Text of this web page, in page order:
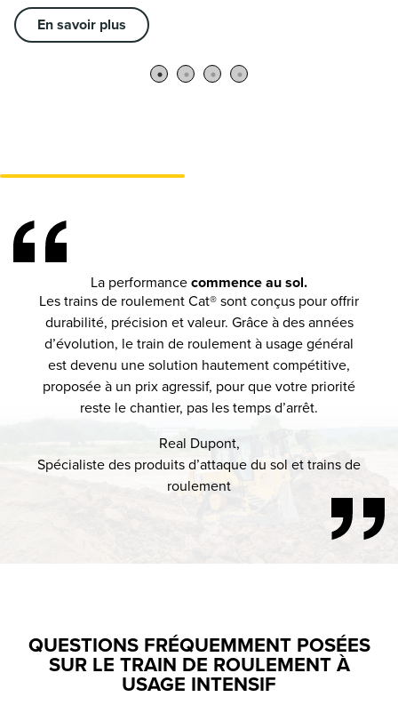
En savoir plus
La performancecommence au sol.
Les trains de roulement Cat® sont conçus pour offrir
durabilité, précision et valeur. Grâce à des années
d’évolution, le train de roulement à usage général
est devenu une solution hautement compétitive,
proposée à un prix agressif, pour que votre priorité
reste le chantier, pas les temps d’arrêt.
Real Dupont,
Spécialiste des produits d’attaque du sol et trains de
roulement
QUESTIONS FRÉQUEMMENT POSÉES
SUR LE TRAIN DE ROULEMENT À
USAGE INTENSIF